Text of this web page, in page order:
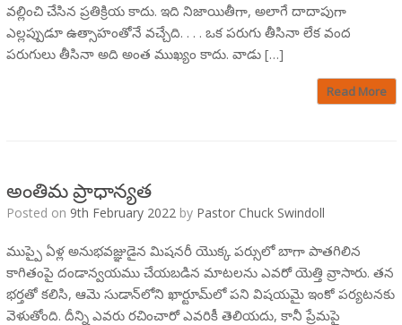
వల్లించి చేసిన ప్రతిక్రియ కాదు. ఇది నిజాయితీగా, అలాగే దాదాపుగా
ఎల్లప్పుడూ ఉత్సాహంతోనే వచ్చేది. . . . ఒక పరుగు తీసినా లేక వంద
పరుగులు తీసినా అది అంత ముఖ్యం కాదు. వాడు […]
Read More
అంతిమ ప్రాధాన్యత
Posted on 9th February 2022 by Pastor Chuck Swindoll
ముప్పై ఏళ్ల అనుభవజ్ఞుడైన మిషనరీ యొక్క పర్సులో బాగా పాతగిలిన
కాగితంపై దండాన్వయము చేయబడిన మాటలను ఎవరో యెత్తి వ్రాసారు. తన
భర్తతో కలిసి, ఆమె సుడాన్‌లోని ఖార్టూమ్‌లో పని విషయమై ఇంకో పర్యటన‌కు
వెళుతోంది. దీన్ని ఎవరు రచించారో ఎవరికీ తెలియదు, కానీ ప్రేమపై